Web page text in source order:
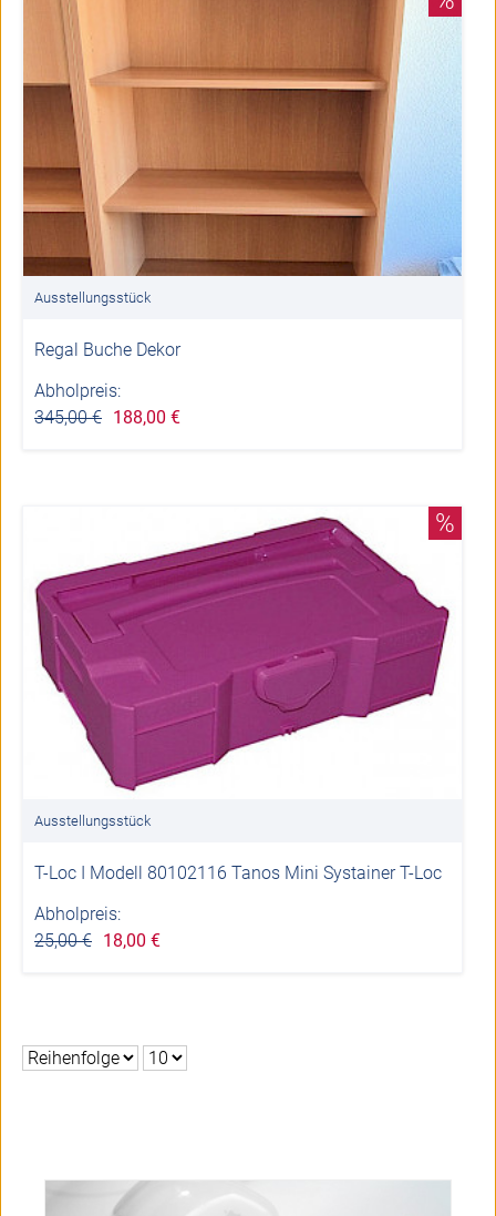
Ausstellungsstück
Regal Buche Dekor
Abholpreis:
345,00 € 188,00 €
%
Ausstellungsstück
T-Loc I Modell 80102116 Tanos Mini Systainer T-Loc
Abholpreis:
25,00 € 18,00 €